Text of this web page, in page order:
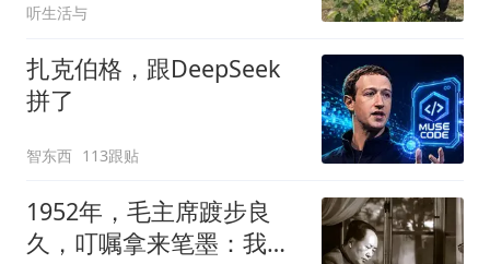
听生活与
扎克伯格，跟DeepSeek
拼了
智东西 113跟贴
1952年，毛主席踱步良
久，叮嘱拿来笔墨：我亲